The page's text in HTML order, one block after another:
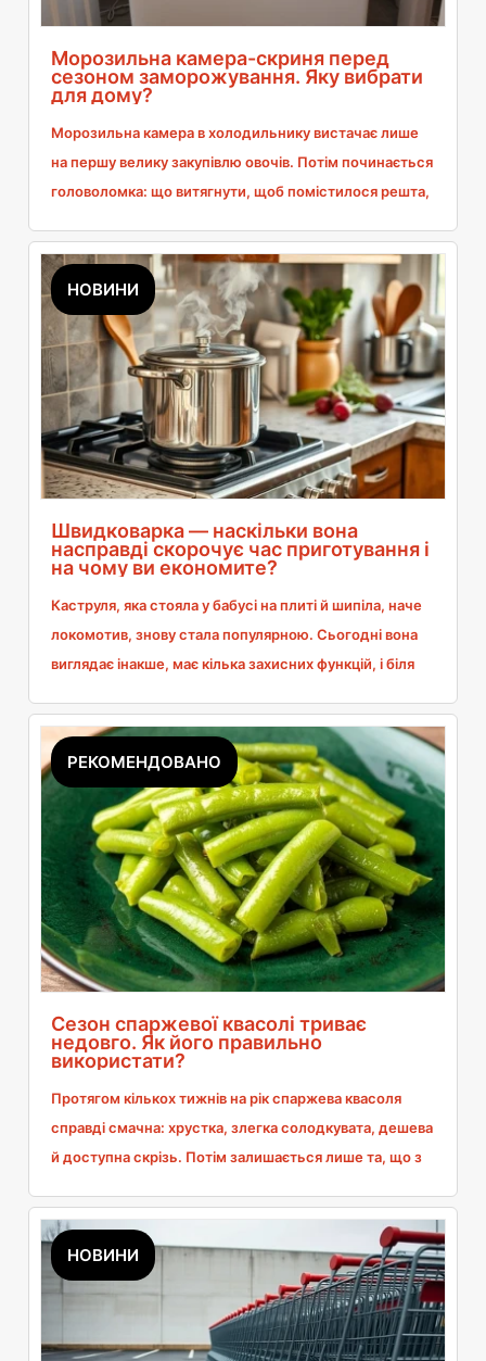
Морозильна камера-скриня перед
сезоном заморожування. Яку вибрати
для дому?
Морозильна камера в холодильнику вистачає лише
на першу велику закупівлю овочів. Потім починається
головоломка: що витягнути, щоб помістилося решта,
довгі роки, але потрібно правильно підібрати об’єм і
кліматичний клас, адже найчастіші розчарування
пов’язані саме з цими двома речами. Я зібрала все,
що сама перевіряю перед такою покупкою.
НОВИНИ
Швидковарка — наскільки вона
насправді скорочує час приготування і
на чому ви економите?
Каструля, яка стояла у бабусі на плиті й шипіла, наче
локомотив, знову стала популярною. Сьогодні вона
виглядає інакше, має кілька захисних функцій, і біля
скорочується час приготування квасолі, буряка чи
бульйону, скільки це економить на рахунку та в яких
випадках такий казан просто не знадобиться.
РЕКОМЕНДОВАНО
Сезон спаржевої квасолі триває
недовго. Як його правильно
використати?
Протягом кількох тижнів на рік спаржева квасоля
справді смачна: хрустка, злегка солодкувата, дешева
й доступна скрізь. Потім залишається лише та, що з
період, коли варто зробити запаси і їсти її майже
щодня. Я покажу, як розпізнати хороші стручки,
скільки їх варити і що зробити, щоб вони збереглися
до зими, не втративши хрусткості.
НОВИНИ